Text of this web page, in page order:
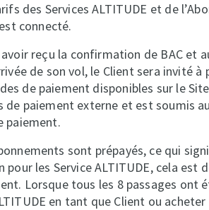
des Services ALTITUDE et de
connecté.
reçu la confirmation de BAC et
de son vol, le Client sera invité
de paiement disponibles sur le
de paiement externe et est soumis
paiement.
sont prépayés, ce qui
pour les Service ALTITUDE, cela est
Lorsque tous les 8 passages ont
en tant que Client ou